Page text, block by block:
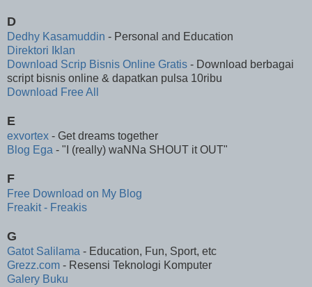
D
Dedhy Kasamuddin - Personal and Education
Direktori Iklan
Download Scrip Bisnis Online Gratis - Download berbagai
script bisnis online & dapatkan pulsa 10ribu
Download Free All
E
exvortex - Get dreams together
Blog Ega - "I (really) waNNa SHOUT it OUT"
F
Free Download on My Blog
Freakit - Freakis
G
Gatot Salilama - Education, Fun, Sport, etc
Grezz.com - Resensi Teknologi Komputer
Galery Buku